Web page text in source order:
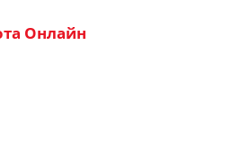
Онлайн